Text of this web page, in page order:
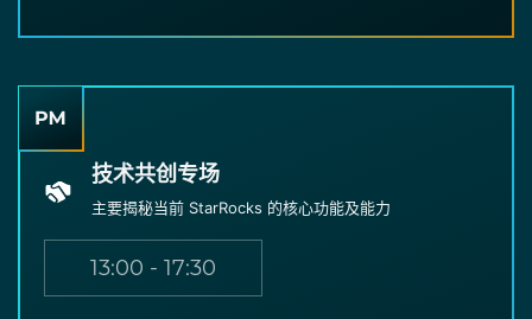
技术共创专场
主要揭秘当前 StarRocks 的核心功能及能力
13:00 - 17:30